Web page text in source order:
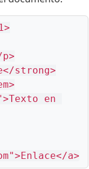
strong>
en
a>